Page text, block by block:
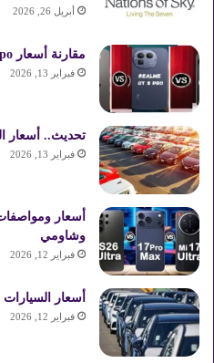
أبريل 26, 2026
مقارنة أسعار Oppo وRealme وPixel اليوم
فبراير 13, 2026
تحديث.. أسعار
فبراير 13, 2026
أسعار
وشاومي
فبراير 12, 2026
أسعار السيارات اليوم
فبراير 12, 2026